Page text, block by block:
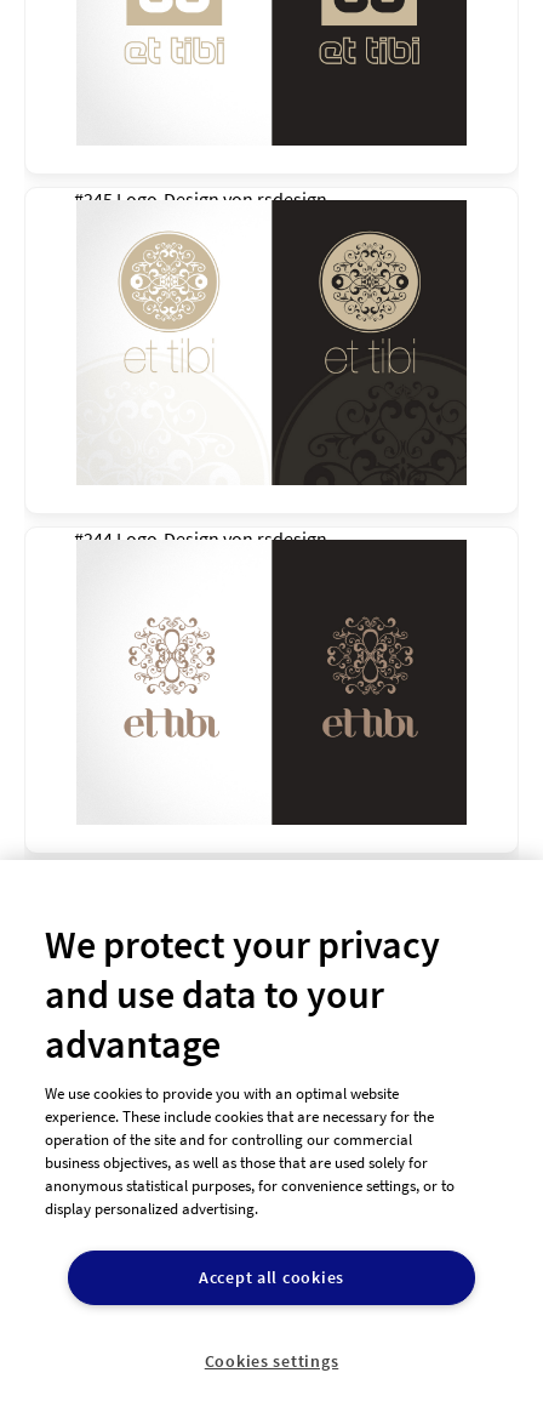
#245 Logo-Design von rsdesign
#244 Logo-Design von rsdesign
#186 Logo-Design vonsilversurfer
We protect your privacy
and use data to your
advantage
We use cookies to provide you with an optimal website
experience. These include cookies that are necessary for the
operation of the site and for controlling our commercial
business objectives, as well as those that are used solely for
anonymous statistical purposes, for convenience settings, or to
display personalized advertising.
Accept all cookies
Cookies settings